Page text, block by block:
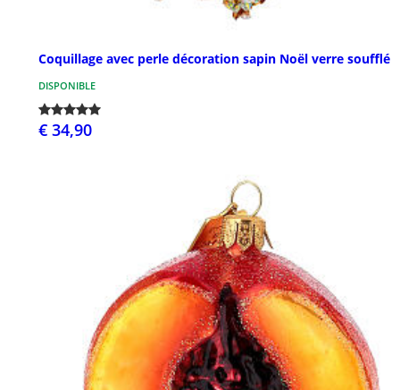
Coquillage avec perle décoration sapin Noël verre soufflé
DISPONIBLE
€ 34,90